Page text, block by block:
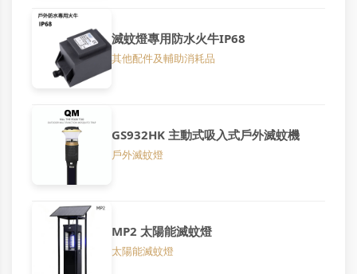
滅蚊燈專用防水火牛IP68
其他配件及輔助消耗品
GS932HK 主動式吸入式戶外滅蚊機
戶外滅蚊燈
MP2 太陽能滅蚊燈
太陽能滅蚊燈